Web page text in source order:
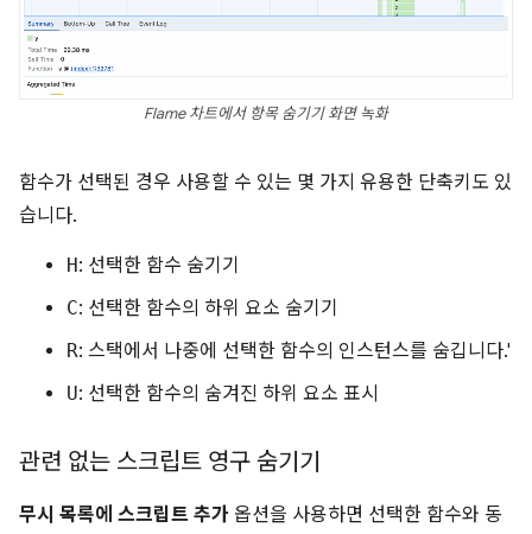
Flame 차트에서 항목 숨기기 화면 녹화
함수가 선택된 경우 사용할 수 있는 몇 가지 유용한 단축키도 있
습니다.
H: 선택한 함수 숨기기
C: 선택한 함수의 하위 요소 숨기기
R: 스택에서 나중에 선택한 함수의 인스턴스를 숨깁니다.'
U: 선택한 함수의 숨겨진 하위 요소 표시
관련 없는 스크립트 영구 숨기기
무시 목록에 스크립트 추가 옵션을 사용하면 선택한 함수와 동